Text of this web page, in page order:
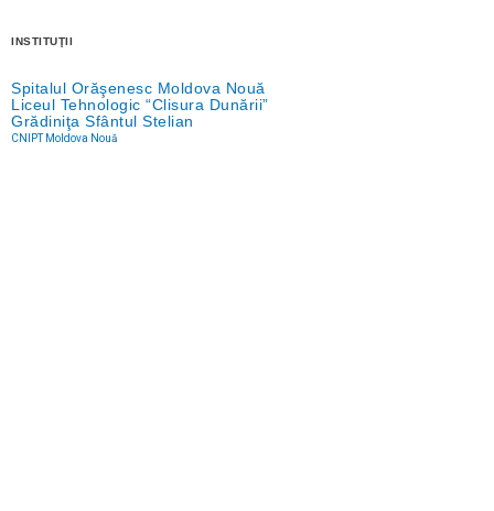
INSTITUŢII
Spitalul Orăşenesc Moldova Nouă
Liceul Tehnologic “Clisura Dunării”
Grădiniţa Sfântul Stelian
CNIPT Moldova Nouă